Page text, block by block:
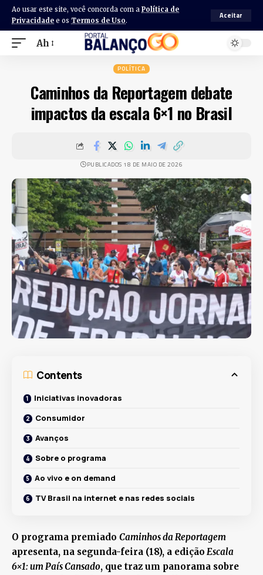
Ao usar este site, você concorda com a Política de
Privacidade e os Termos de Uso.
Aceitar
Ah
POLÍTICA
Caminhos da Reportagem debate
impactos da escala 6×1 no Brasil
PUBLICADOS 18 DE MAIO DE 2026
Contents
Iniciativas inovadoras
Consumidor
Avanços
Sobre o programa
Ao vivo e on demand
TV Brasil na internet e nas redes sociais
O programa premiado Caminhos da Reportagem
apresenta, na segunda-feira (18), a edição Escala
6×1: um País Cansado, que traz um panorama sobre